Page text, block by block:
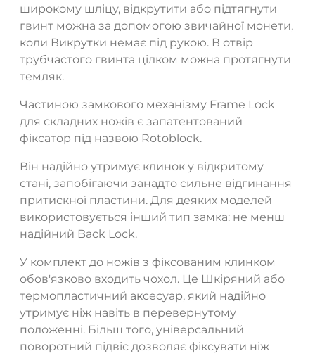
широкому шліцу, відкрутити або підтягнути
гвинт можна за допомогою звичайної монети,
коли Викрутки немає під рукою. В отвір
трубчастого гвинта цілком можна протягнути
темляк.
Частиною замкового механізму Frame Lock
для складних ножів є запатентований
фіксатор під назвою Rotoblock.
Він надійно утримує клинок у відкритому
стані, запобігаючи занадто сильне відгинання
притискної пластини. Для деяких моделей
використовується інший тип замка: не менш
надійний Back Lock.
У комплект до ножів з фіксованим клинком
обов'язково входить чохол. Це Шкіряний або
термопластичний аксесуар, який надійно
утримує ніж навіть в перевернутому
положенні. Більш того, універсальний
поворотний підвіс дозволяє фіксувати ніж